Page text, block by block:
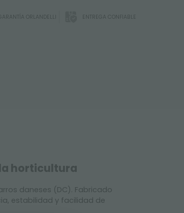
ORLANDELLI ENTREGA CONFIABLE
horticultura
daneses (DC). Fabricado
estabilidad y facilidad de